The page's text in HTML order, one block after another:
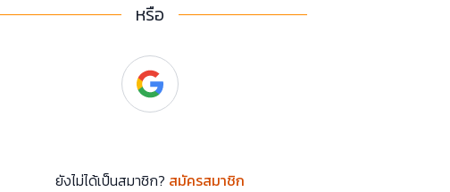
หรือ
ยังไม่ได้เป็นสมาชิก? สมัครสมาชิก